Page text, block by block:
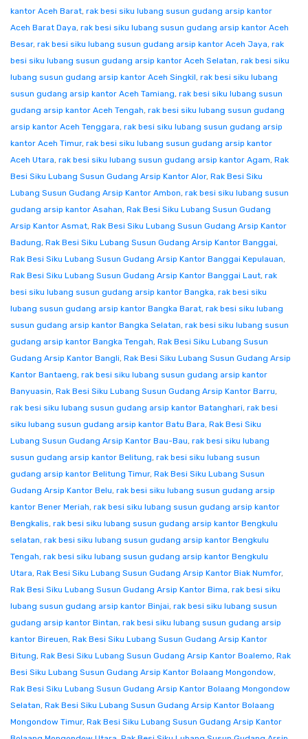
kantor Aceh Barat, rak besi siku lubang susun gudang arsip kantor
Aceh Barat Daya, rak besi siku lubang susun gudang arsip kantor Aceh
Besar, rak besi siku lubang susun gudang arsip kantor Aceh Jaya, rak
besi siku lubang susun gudang arsip kantor Aceh Selatan, rak besi siku
lubang susun gudang arsip kantor Aceh Singkil, rak besi siku lubang
susun gudang arsip kantor Aceh Tamiang, rak besi siku lubang susun
gudang arsip kantor Aceh Tengah, rak besi siku lubang susun gudang
arsip kantor Aceh Tenggara, rak besi siku lubang susun gudang arsip
kantor Aceh Timur, rak besi siku lubang susun gudang arsip kantor
Aceh Utara, rak besi siku lubang susun gudang arsip kantor Agam, Rak
Besi Siku Lubang Susun Gudang Arsip Kantor Alor, Rak Besi Siku
Lubang Susun Gudang Arsip Kantor Ambon, rak besi siku lubang susun
gudang arsip kantor Asahan, Rak Besi Siku Lubang Susun Gudang
Arsip Kantor Asmat, Rak Besi Siku Lubang Susun Gudang Arsip Kantor
Badung, Rak Besi Siku Lubang Susun Gudang Arsip Kantor Banggai,
Rak Besi Siku Lubang Susun Gudang Arsip Kantor Banggai Kepulauan,
Rak Besi Siku Lubang Susun Gudang Arsip Kantor Banggai Laut, rak
besi siku lubang susun gudang arsip kantor Bangka, rak besi siku
lubang susun gudang arsip kantor Bangka Barat, rak besi siku lubang
susun gudang arsip kantor Bangka Selatan, rak besi siku lubang susun
gudang arsip kantor Bangka Tengah, Rak Besi Siku Lubang Susun
Gudang Arsip Kantor Bangli, Rak Besi Siku Lubang Susun Gudang Arsip
Kantor Bantaeng, rak besi siku lubang susun gudang arsip kantor
Banyuasin, Rak Besi Siku Lubang Susun Gudang Arsip Kantor Barru,
rak besi siku lubang susun gudang arsip kantor Batanghari, rak besi
siku lubang susun gudang arsip kantor Batu Bara, Rak Besi Siku
Lubang Susun Gudang Arsip Kantor Bau-Bau, rak besi siku lubang
susun gudang arsip kantor Belitung, rak besi siku lubang susun
gudang arsip kantor Belitung Timur, Rak Besi Siku Lubang Susun
Gudang Arsip Kantor Belu, rak besi siku lubang susun gudang arsip
kantor Bener Meriah, rak besi siku lubang susun gudang arsip kantor
Bengkalis, rak besi siku lubang susun gudang arsip kantor Bengkulu
selatan, rak besi siku lubang susun gudang arsip kantor Bengkulu
Tengah, rak besi siku lubang susun gudang arsip kantor Bengkulu
Utara, Rak Besi Siku Lubang Susun Gudang Arsip Kantor Biak Numfor,
Rak Besi Siku Lubang Susun Gudang Arsip Kantor Bima, rak besi siku
lubang susun gudang arsip kantor Binjai, rak besi siku lubang susun
gudang arsip kantor Bintan, rak besi siku lubang susun gudang arsip
kantor Bireuen, Rak Besi Siku Lubang Susun Gudang Arsip Kantor
Bitung, Rak Besi Siku Lubang Susun Gudang Arsip Kantor Boalemo, Rak
Besi Siku Lubang Susun Gudang Arsip Kantor Bolaang Mongondow,
Rak Besi Siku Lubang Susun Gudang Arsip Kantor Bolaang Mongondow
Selatan, Rak Besi Siku Lubang Susun Gudang Arsip Kantor Bolaang
Mongondow Timur, Rak Besi Siku Lubang Susun Gudang Arsip Kantor